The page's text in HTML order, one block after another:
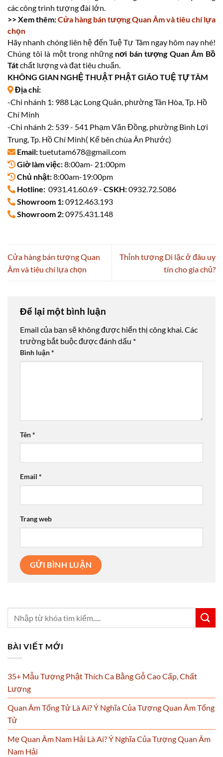
các công trình tượng đài lớn.
>> Xem thêm:Cửa hàng bán tượng Quan Âm và tiêu chí lựa
chọn
Hãy nhanh chóng liên hệ đến Tuệ Tự Tâm ngay hôm nay nhé!
Chúng tôi là một trong những nơi bán tượng Quan Âm Bồ
Tátchất lượng và đạt tiêu chuẩn.
KHÔNG GIAN NGHỆ THUẬT PHẬT GIÁO TUỆ TỰ TÂM
Địa chỉ:
-Chi nhánh 1: 988 Lạc Long Quân, phường Tân Hòa, Tp. Hồ
Chí Minh
-Chi nhánh 2: 539 - 541 Phạm Văn Đồng, phường Bình Lợi
Trung, Tp. Hồ Chí Minh( Kế bên chùa Ân Phước)
Email:tuetutam678@gmail.com
Giờ làm việc:8:00am- 21:00pm
Chủ nhật:8:00am-19:00pm
Hotline: 0931.41.60.69 - CSKH:0932.72.5086
Showroom 1:0912.463.193
Showroom 2:0975.431.148
Cửa hàng bán tượng Quan
Âm và tiêu chí lựa chọn
Thỉnh tượng Di lặc ở đâu uy
tín cho gia chủ?
Để lại một bình luận
Email của bạn sẽ không được hiển thị công khai. Các
trường bắt buộc được đánh dấu *
Bình luận*
Tên*
Email *
Trang web
BÀI VIẾT MỚI
35+ Mẫu Tượng Phật Thích Ca Bằng Gỗ Cao Cấp, Chất
Lượng
Quan Âm Tống Tử Là Ai? Ý Nghĩa Của Tượng Quan Âm Tống
Tử
Mẹ Quan Âm Nam Hải Là Ai? Ý Nghĩa Của Tượng Quan Âm
Nam Hải